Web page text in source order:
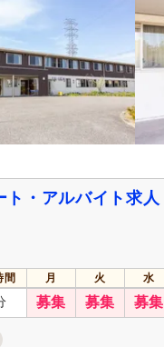
暇
険完備(70)
り(67)
給与アップ
価制度あり(55)
当(13)
・アルバイト求人
間 月 火 水
募集 募集 募集